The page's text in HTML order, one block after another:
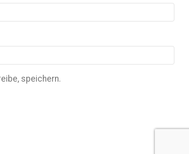
speichern.